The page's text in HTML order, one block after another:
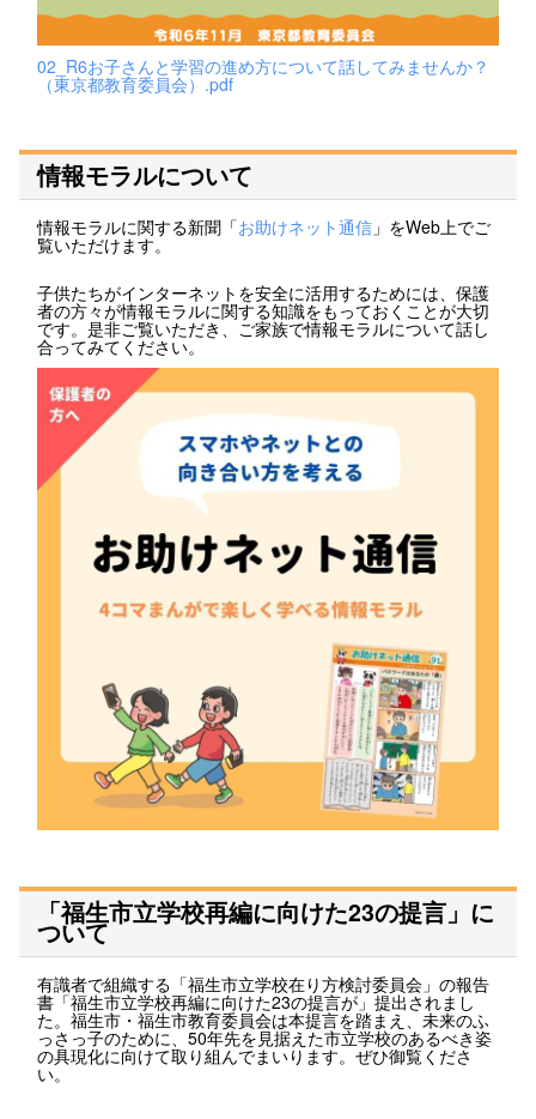
02_R6お子さんと学習の進め方について話してみませんか？
（東京都教育委員会）.pdf
情報モラルについて
情報モラルに関する新聞「お助けネット通信 」をWeb上でご
覧いただけます。
子供たちがインターネットを安全に活用するためには、保護
者の方々が情報モラルに関する知識をもっておくことが大切
です。是非ご覧いただき、ご家族で情報モラルについて話し
合ってみてください。
「福生市立学校再編に向けた23の提言」に
ついて
有識者で組織する「福生市立学校在り方検討委員会」の報告
書「福生市立学校再編に向けた23の提言が」提出されまし
た。福生市・福生市教育委員会は本提言を踏まえ、未来のふ
っさっ子のために、50年先を見据えた市立学校のあるべき姿
の具現化に向けて取り組んでまいります。ぜひ御覧くださ
い。